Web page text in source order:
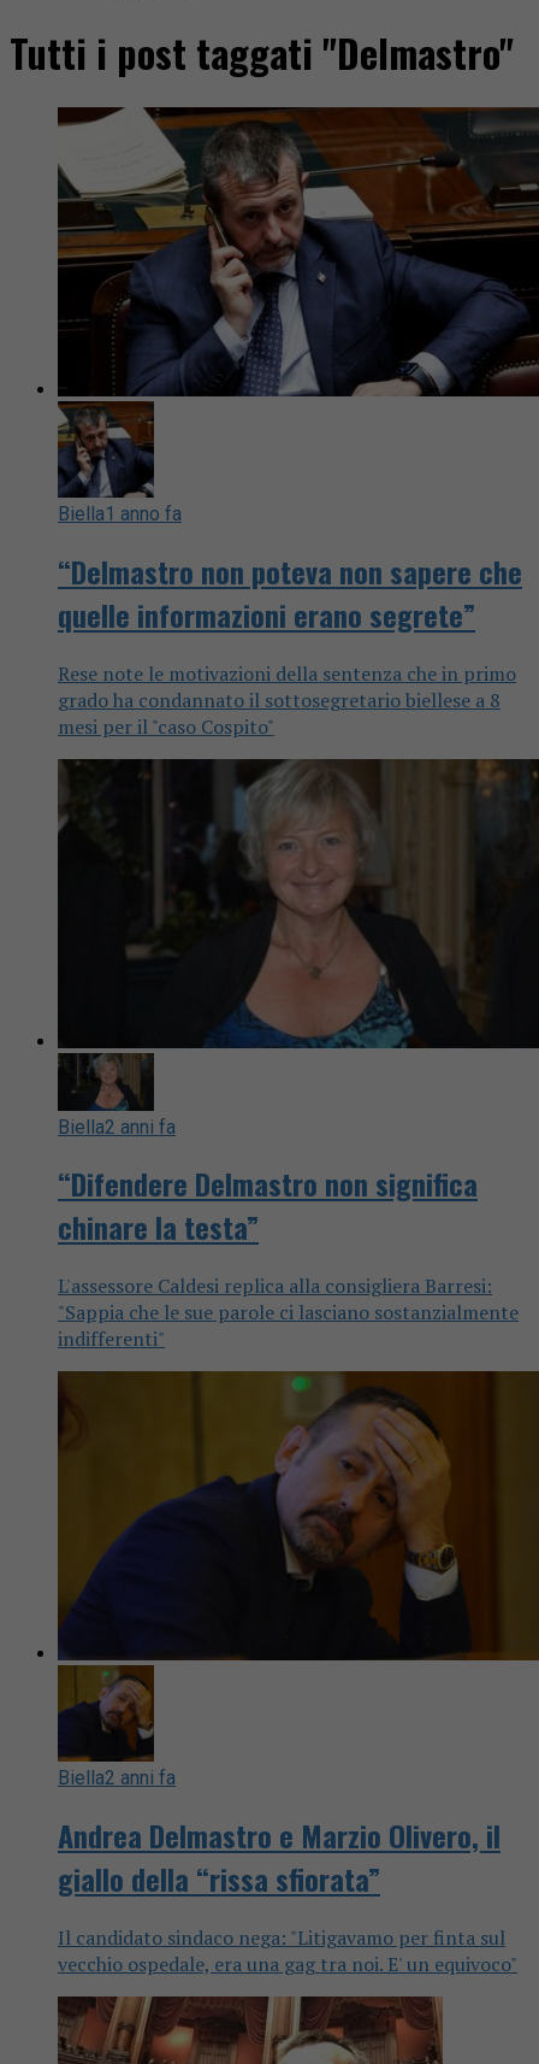
Tutti i post taggati "Delmastro"
Biella1 anno fa
“Delmastro non poteva non sapere che
quelle informazioni erano segrete”
Rese note le motivazioni della sentenza che in primo
grado ha condannato il sottosegretario biellese a 8
mesi per il "caso Cospito"
Biella2 anni fa
“Difendere Delmastro non significa
chinare la testa”
L'assessore Caldesi replica alla consigliera Barresi:
"Sappia che le sue parole ci lasciano sostanzialmente
indifferenti"
Biella2 anni fa
Andrea Delmastro e Marzio Olivero, il
giallo della “rissa sfiorata”
Il candidato sindaco nega: "Litigavamo per finta sul
vecchio ospedale, era una gag tra noi. E' un equivoco"